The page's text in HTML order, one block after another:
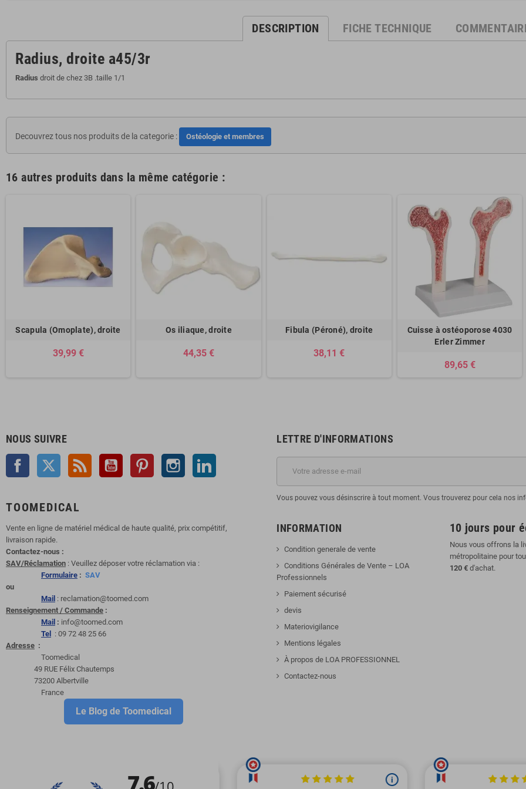
DESCRIPTION FICHE TECHNIQUE
Radius, droite a45/3r
Radius droit de chez 3B .taille 1/1
Decouvrez tous nos produits de la categorie : Ostéologie et membres
16 autres produits dans la même catégorie :
Scapula (Omoplate), droite
39,99 €
Os iliaque, droite
44,35 €
Fibula (Péroné), droite
38,11 €
Cuisse à ostéoporose 4030
Erler Zimmer
89,65 €
NOUS SUIVRE
Facebook Twitter YouTube Pinterest Instagram
TOOMEDICAL
Vente en ligne de matériel médical de haute qualité, prix compétitif,
livraison rapide.
Contactez-nous :
SAV/Réclamation : Veuillez déposer votre réclamation via :
Formulaire : SAV
ou
Mail : reclamation@toomed.com
Renseignement / Commande :
Mail : info@toomed.com
Tel
: 09 72 48 25 66
Adresse :
Toomedical
49 RUE Félix Chautemps
73200 Albertville
France
Le Blog de Toomedical
LETTRE D'INFORMATIONS
Vous pouvez vous désinscrire à tout moment. Vous trouverez pour cela nos
INFORMATION
Condition generale de vente
Conditions Générales de Vente – LOA
Professionnels
Paiement sécurisé
devis
Materiovigilance
Mentions légales
À propos de LOA PROFESSIONNEL
Contactez-nous
10 jours pour
Nous vous offrons la
métropolitaine pour
120 €d'achat.